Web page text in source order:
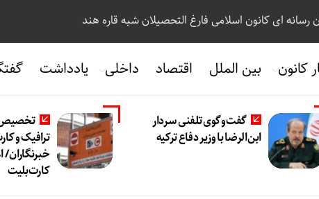
رسانه ای کانون اسلامی فارغ التحصیلان شبه قاره هند
کانون بین الملل اقتصاد داخلی یادداشت
گفت‌وگوی تلفنی سردار
ابن‌الرضا با وزیر دفاع ترکیه
ترافیک و
خبرنگاران/
کارت‌بلیت